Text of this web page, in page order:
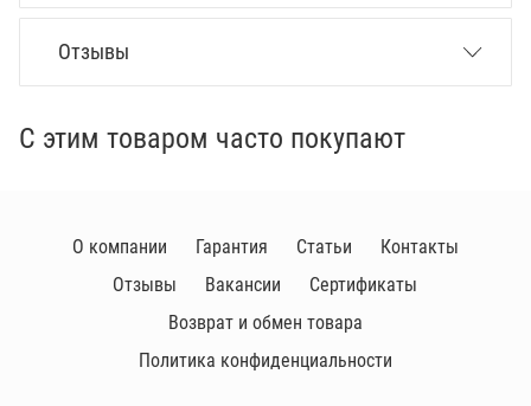
Отзывы
С этим товаром часто покупают
О компании Гарантия Статьи
Контакты
Отзывы
Вакансии
Сертификаты
Возврат и обмен товара
Политика конфиденциальности